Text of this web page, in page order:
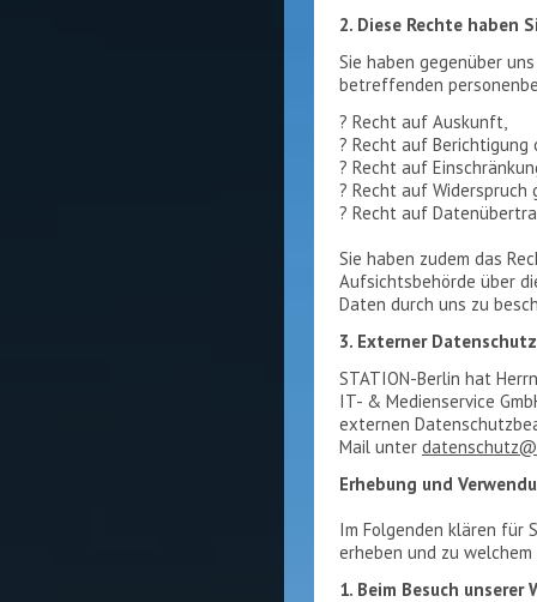
2. Diese Rechte haben
Sie haben gegenüber
betreffenden
? Recht auf Auskunft,
? Recht auf Berichtigung
? Recht auf
? Recht auf Widerspruch
? Recht auf
Sie haben zudem das
Aufsichtsbehörde über
Daten durch uns zu
3. Externer
STATION-Berlin hat
IT- & Medienservice
externen
Mail unter
Erhebung und
Im Folgenden klären für
erheben und zu
1. Beim Besuch unserer